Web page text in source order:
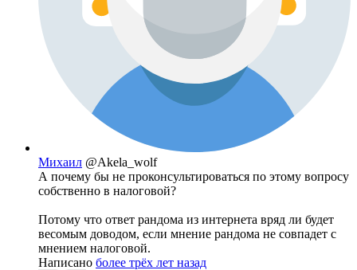
Михаил @Akela_wolf
А почему бы не проконсультироваться по этому вопросу
собственно в налоговой?
Потому что ответ рандома из интернета вряд ли будет
весомым доводом, если мнение рандома не совпадет с
мнением налоговой.
Написано более трёх лет назад